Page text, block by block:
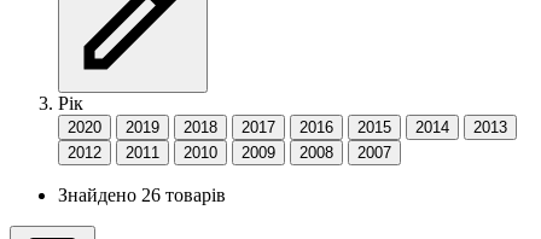
Рік
2020 2019 2018 2017 2016 2015 2014
2013
2012
2011 2010 2009 2008 2007
Знайдено 26 товарів